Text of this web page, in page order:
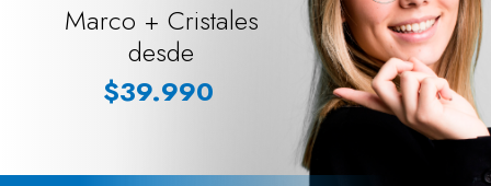
Marco + Cristales
desde
$39.990